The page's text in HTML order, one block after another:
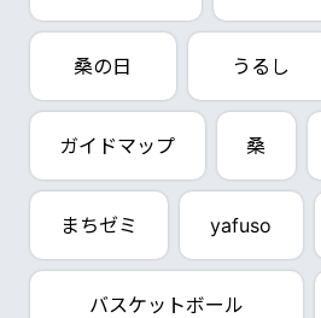
桑の日 うるし
ガイドマップ 桑
まちゼミ yafuso
バスケットボール